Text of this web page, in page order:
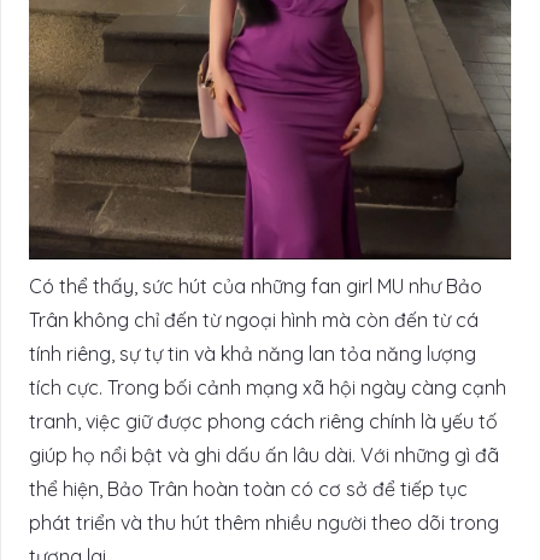
Có thể thấy, sức hút của những fan girl MU như Bảo
Trân không chỉ đến từ ngoại hình mà còn đến từ cá
tính riêng, sự tự tin và khả năng lan tỏa năng lượng
tích cực. Trong bối cảnh mạng xã hội ngày càng cạnh
tranh, việc giữ được phong cách riêng chính là yếu tố
giúp họ nổi bật và ghi dấu ấn lâu dài. Với những gì đã
thể hiện, Bảo Trân hoàn toàn có cơ sở để tiếp tục
phát triển và thu hút thêm nhiều người theo dõi trong